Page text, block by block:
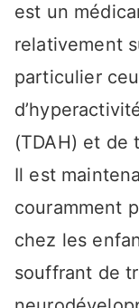
est un
relativement
particulier
(TDAH) et de
Il est
couramment
chez les
souffrant de